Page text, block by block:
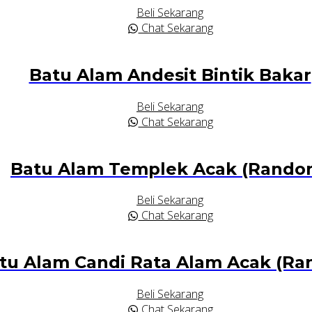
Beli Sekarang
Chat Sekarang
Batu Alam Andesit Bintik Bakar
Beli Sekarang
Chat Sekarang
Batu Alam Templek Acak
Beli Sekarang
Chat Sekarang
Alam Candi Rata Alam Acak
Beli Sekarang